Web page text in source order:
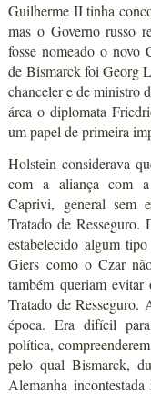
Guilherme II tinha
mas o Governo russo
fosse nomeado o novo
de Bismarck foi Georg
chanceler e de ministro
área o diplomata
um papel de primeira
Holstein considerava
com a aliança com a
Caprivi, general sem
Tratado de Resseguro.
estabelecido algum
Giers como o Czar
também queriam
Tratado de
época. Era difícil
política,
pelo qual Bismarck,
Alemanha